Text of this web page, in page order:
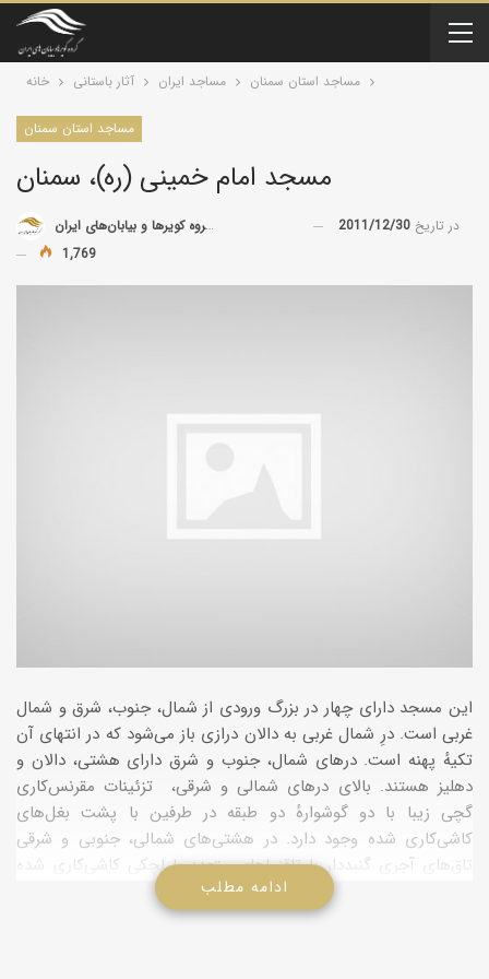
خانه آثار باستانی مساجد ایران مساجد استان سمنان
مساجد استان سمنان
مسجد امام خمينى (ره)، سمنان
توسط گروه کویرها و بیابان‌های ایران در تاریخ 2011/12/30
1,769
این مسجد داراى چهار در بزرگ ورودى از شمال، جنوب، شرق و شمال
غربى است. درِ شمال غربى به دالان درازى باز مى‌شود که در انتهاى آن
تکیهٔ پهنه است. درهاى شمال، جنوب و شرق داراى هشتى، دالان و
دهلیز هستند. بالاى درهاى شمالى و شرقى، ‌ تزئینات مقرنس‌کارى
گچى زیبا با دو گوشوارهٔ دو طبقه در طرفین با پشت بغل‌هاى
کاشى‌کارى شده وجود دارد. در هشتى‌هاى شمالى، جنوبى و شرقى
تاق‌‌هاى آجرى گنبددار با تاقنماهاى متعدد با لچکى‌ کاشى‌کارى شده
مشاهده مى‌شوند. چهار ایوان در چهار سمت واقع شده‌اند. در طرفین
ایوان‌ها چهار مهتاى است و وجود همین چهار مهتابى باعث امتیاز و
ادامه مطلب